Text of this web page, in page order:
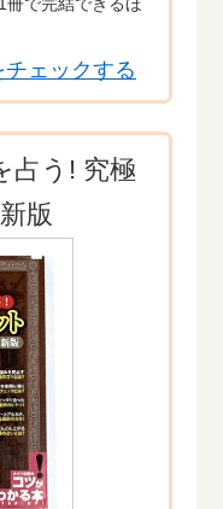
冊で完結できるほ
ェックする
占う! 究極
版